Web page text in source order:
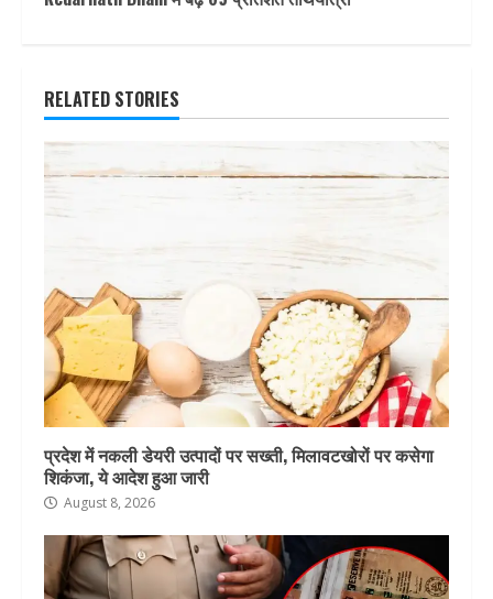
RELATED STORIES
प्रदेश में नकली डेयरी उत्पादों पर सख्ती, मिलावटखोरों पर कसेगा
शिकंजा, ये आदेश हुआ जारी
August 8, 2026